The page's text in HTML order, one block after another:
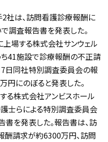
社は、訪問看護診療報酬に
調査報告書を発表した。
場する株式会社サンウェル
ち41施設で診療報酬の不正請
7日同社特別調査委員会の報
にのぼると発表した。
る株式会社アンビスホール
護士らによる特別調査委員会
書を発表した。報告書は、訪
請求が約6300万円、訪問